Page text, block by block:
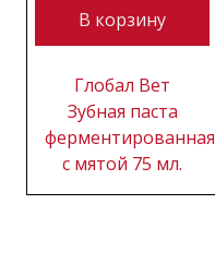
В корзину
Глобал Вет
Зубная паста
ферментированная
с мятой 75 мл.